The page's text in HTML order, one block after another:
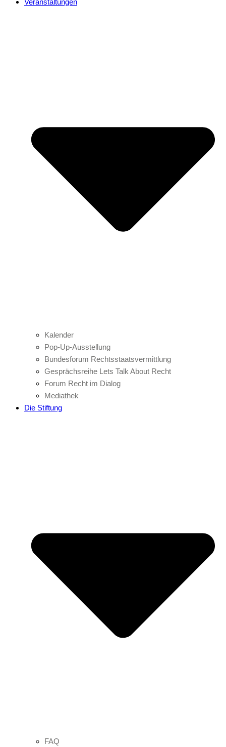
Veranstaltungen
Kalender
Pop-Up-Ausstellung
Bundesforum Rechtsstaatsvermittlung
Gesprächsreihe Lets Talk About Recht
Forum Recht im Dialog
Mediathek
Die Stiftung
FAQ